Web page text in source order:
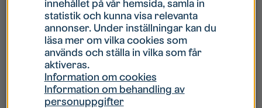
Hur gör jag om mitt konto är låst?
Hur gör jag när jag glömt mitt lösenord?
Vad innebär Gästkonto/Gästanvändare?
innehållet på vår hemsida, samla in
statistik och kunna visa relevanta
annonser. Under inställningar kan du
läsa mer om vilka cookies som
används och ställa in vilka som får
aktiveras.
Information om cookies
Information om behandling av
personuppgifter